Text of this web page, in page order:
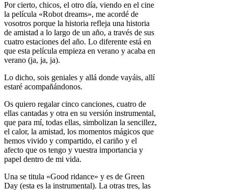
Por cierto, chicos, el otro día, viendo en el cine
la película «Robot dreams», me acordé de
vosotros porque la historia refleja una historia
de amistad a lo largo de un año, a través de sus
cuatro estaciones del año. Lo diferente está en
que esta película empieza en verano y acaba en
verano (ja, ja, ja).
Lo dicho, sois geniales y allá donde vayáis, allí
estaré acompañándonos.
Os quiero regalar cinco canciones, cuatro de
ellas cantadas y otra en su versión instrumental,
que para mí, todas ellas, simbolizan la sencillez,
el calor, la amistad, los momentos mágicos que
hemos vivido y compartido, el cariño y el
afecto que os tengo y vuestra importancia y
papel dentro de mi vida.
Una se titula «Good ridance» y es de Green
Day (esta es la instrumental). La otras tres, las